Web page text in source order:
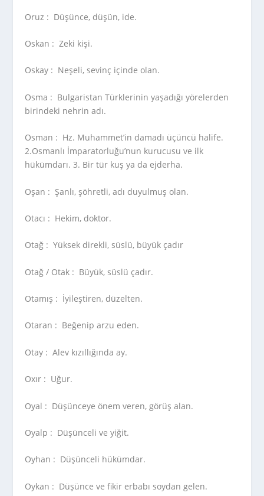
Oruz : Düşünce, düşün, ide.
Oskan : Zeki kişi.
Oskay : Neşeli, sevinç içinde olan.
Osma : Bulgaristan Türklerinin yaşadığı yörelerden
birindeki nehrin adı.
Osman : Hz. Muhammet’in damadı üçüncü halife.
2.Osmanlı İmparatorluğu’nun kurucusu ve ilk
hükümdarı. 3. Bir tür kuş ya da ejderha.
Oşan : Şanlı, şöhretli, adı duyulmuş olan.
Otacı : Hekim, doktor.
Otağ : Yüksek direkli, süslü, büyük çadır
Otağ / Otak : Büyük, süslü çadır.
Otamış : İyileştiren, düzelten.
Otaran : Beğenip arzu eden.
Otay : Alev kızıllığında ay.
Oxır : Uğur.
Oyal : Düşünceye önem veren, görüş alan.
Oyalp : Düşünceli ve yiğit.
Oyhan : Düşünceli hükümdar.
Oykan : Düşünce ve fikir erbabı soydan gelen.